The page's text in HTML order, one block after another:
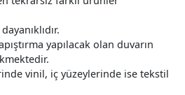
yapılacak olan duvarın
vinil, iç yüzeylerinde ise tekstil